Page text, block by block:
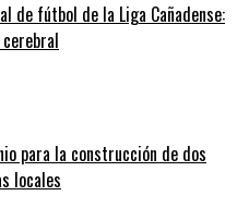
de fútbol de la Liga Cañadense:
para la construcción de dos
locales